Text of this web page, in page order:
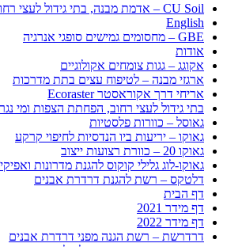
CU Soil – אדמת מבנה, בתי גידול לעצי רחוב
English
GBE – מחסומים גמישים סופגי אנרגיה
אודות
אקוגג – גגות צומחים אקולוגיים
ארגזי מבנה – לטיפוח עצים בתת מדרכות
אריחי דרך אקוראסטר Ecoraster
בתי גידול לעצי רחוב, הפחתת הצפות ומי נגר
גאוסל – כוורות פלסטיות
גאוקו – יריעות ביו הנדסיות לחיפוי קרקע
גאוקו 20 – כוורת רצועות ייצוב
גאוקו-לוג גלילי קוקוס להגנת מדרונות
דלטקס – רשת להגנת דרדרת אבנים
דף הבית
דף מידר 2021
דף מידר 2022
דרדרשת – רשת הגנה מפני דרדרת אבנים